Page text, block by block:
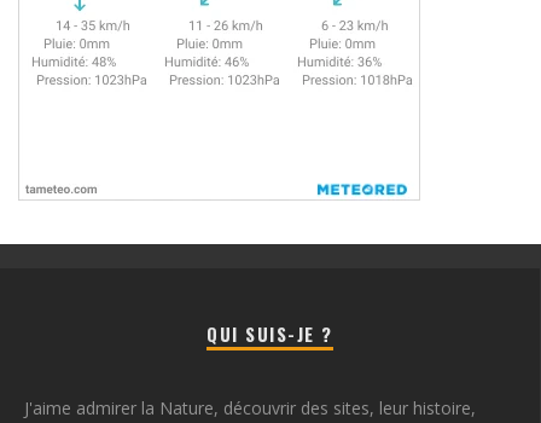
QUI SUIS-JE ?
J'aime admirer la Nature, découvrir des sites, leur histoire,